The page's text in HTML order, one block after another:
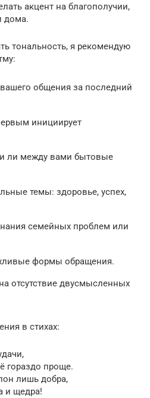
акцент на благополучии,
дома.
тональность, я рекомендую
общения за последний
инициирует
ли между вами бытовые
темы: здоровье, успех,
семейных проблем или
формы обращения.
отсутствие двусмысленных
в стихах:
гораздо проще.
лишь добра,
и щедра!